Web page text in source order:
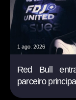
1 ago. 2026
Red Bull
parceiro